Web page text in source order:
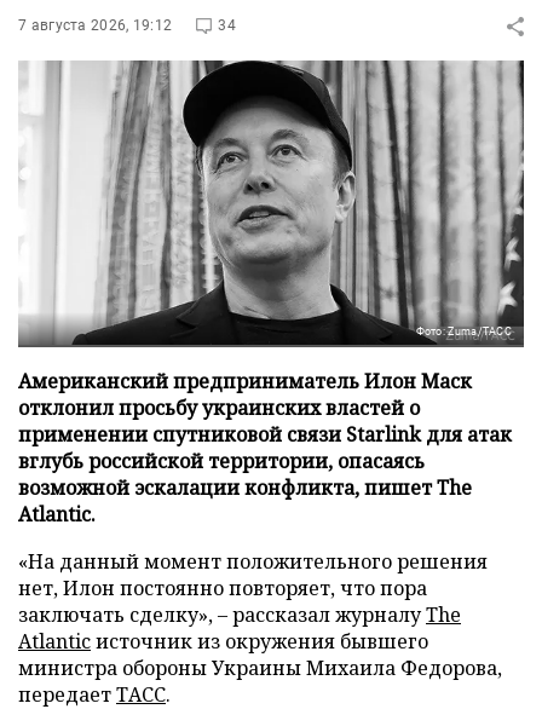
7 августа 2026, 19:12 34
Фото: Zuma/ТАСС
Американский предприниматель Илон Маск
отклонил просьбу украинских властей о
применении спутниковой связи Starlink для атак
вглубь российской территории, опасаясь
возможной эскалации конфликта, пишет The
Atlantic.
«На данный момент положительного решения
нет, Илон постоянно повторяет, что пора
заключать сделку», – рассказал журналуThe
Atlanticисточник из окружения бывшего
министра обороны Украины Михаила Федорова,
передаетТАСС.